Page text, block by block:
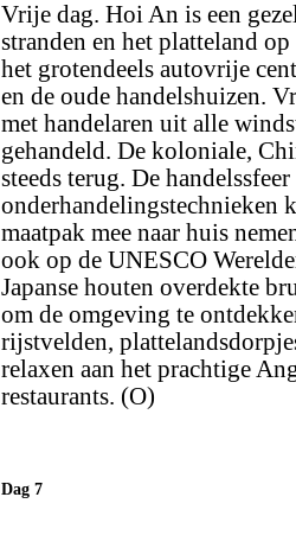
Vrije dag. Hoi An is een
stranden en het platteland
het grotendeels autovrije
en de oude handelshuizen.
met handelaren uit alle
gehandeld. De koloniale,
steeds terug. De
onderhandelingstechnieken
maatpak mee naar huis
ook op de UNESCO
Japanse houten overdekte
om de omgeving te
rijstvelden,
relaxen aan het prachtige
restaurants. (O)
Dag 7